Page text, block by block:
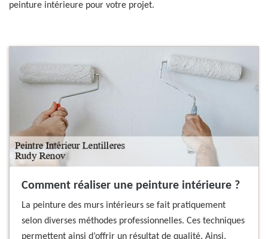
peinture intérieure pour votre projet.
Comment réaliser une peinture intérieure ?
La peinture des murs intérieurs se fait pratiquement
selon diverses méthodes professionnelles. Ces techniques
permettent ainsi d’offrir un résultat de qualité. Ainsi,